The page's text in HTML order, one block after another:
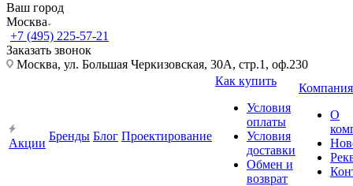
Ваш город
Москва
+7 (495) 225-57-21
Заказать звонок
Москва, ул. Большая Черкизовская, 30А, стр.1, оф.230
Акции
Бренды Блог Проектирование
Как купить
Условия
оплаты
Условия
доставки
Обмен и
возврат
Компания
О